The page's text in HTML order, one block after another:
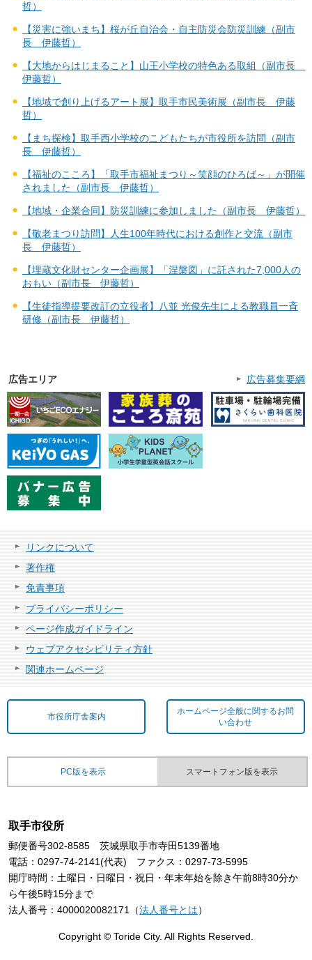
哲）
【災害に強いまち】桜が丘自治会・自主防災会防災訓練（副市
長 伊藤哲）
【大地からはじまること】山王小学校の特色ある取組（副市長
伊藤哲）
【地域で創り上げるアート展】取手市民美術展（副市長 伊藤
哲）
【まち探検】取手西小学校のこどもたちが市役所を訪問（副市
長 伊藤哲）
【福祉のこころ】「取手市福祉まつり～笑顔のひろば～」が開催
されました（副市長 伊藤哲）
【地域・企業合同】防災訓練に参加しました（副市長 伊藤哲）
【敬老まつり訪問】人生100年時代における創作と交流（副市
長 伊藤哲）
【埋蔵文化財センター企画展】「涅槃図」に託された7,000人の
おもい（副市長 伊藤哲）
【生徒指導提要改訂の立役者】八並 光俊先生による教職員一斉
研修（副市長 伊藤哲）
広告エリア 広告募集要綱
リンクについて
著作権
免責事項
プライバシーポリシー
ページ作成ガイドライン
ウェブアクセシビリティ方針
関連ホームページ
市役所庁舎案内
ホームページ全般に関するお問
い合わせ
PC版を表示 スマートフォン版を表示
取手市役所
郵便番号302-8585 茨城県取手市寺田5139番地
電話：0297-74-2141(代表) ファクス：0297-73-5995
開庁時間：土曜日・日曜日・祝日・年末年始を除き午前8時30分か
ら午後5時15分まで
法人番号：4000020082171（法人番号とは）
Copyright © Toride City. All Rights Reserved.